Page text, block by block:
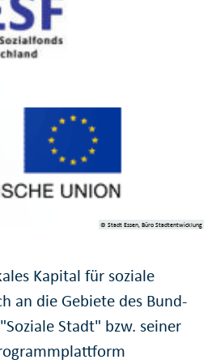
© Stadt Essen, Büro Stadtentwicklung
Kapital für soziale
an die Gebiete des Bund-
Stadt" bzw. seiner